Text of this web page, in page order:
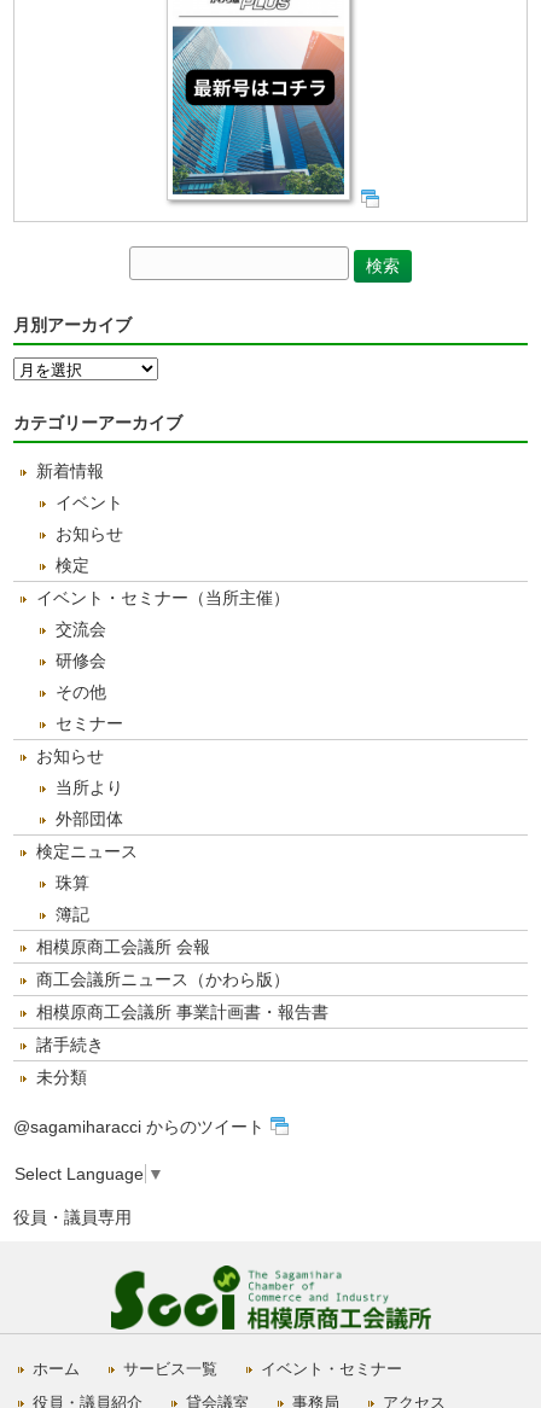
月別アーカイブ
月
ー
イ
カテゴリーアーカイブ
新着情報
イベント
お知らせ
検定
イベント・セミナー（当所主催）
交流会
研修会
その他
セミナー
お知らせ
当所より
外部団体
検定ニュース
珠算
簿記
相模原商工会議所 会報
商工会議所ニュース（かわら版）
相模原商工会議所 事業計画書・報告書
諸手続き
未分類
@sagamiharacci からのツイート
Select Language ▼
役員・議員専用
ホーム サービス一覧
イベント・セミナー
役員・議員紹介
貸会議室 事務局 アクセス